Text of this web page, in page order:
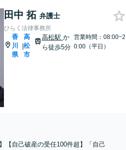
田中 拓 弁護士
ひらく法律事務所
香
川
県
|
高
松
市
高松駅 か
ら徒歩5分
営業時間：08:00~2
0:00（平日）
【自己破産の受任100件超】「自己